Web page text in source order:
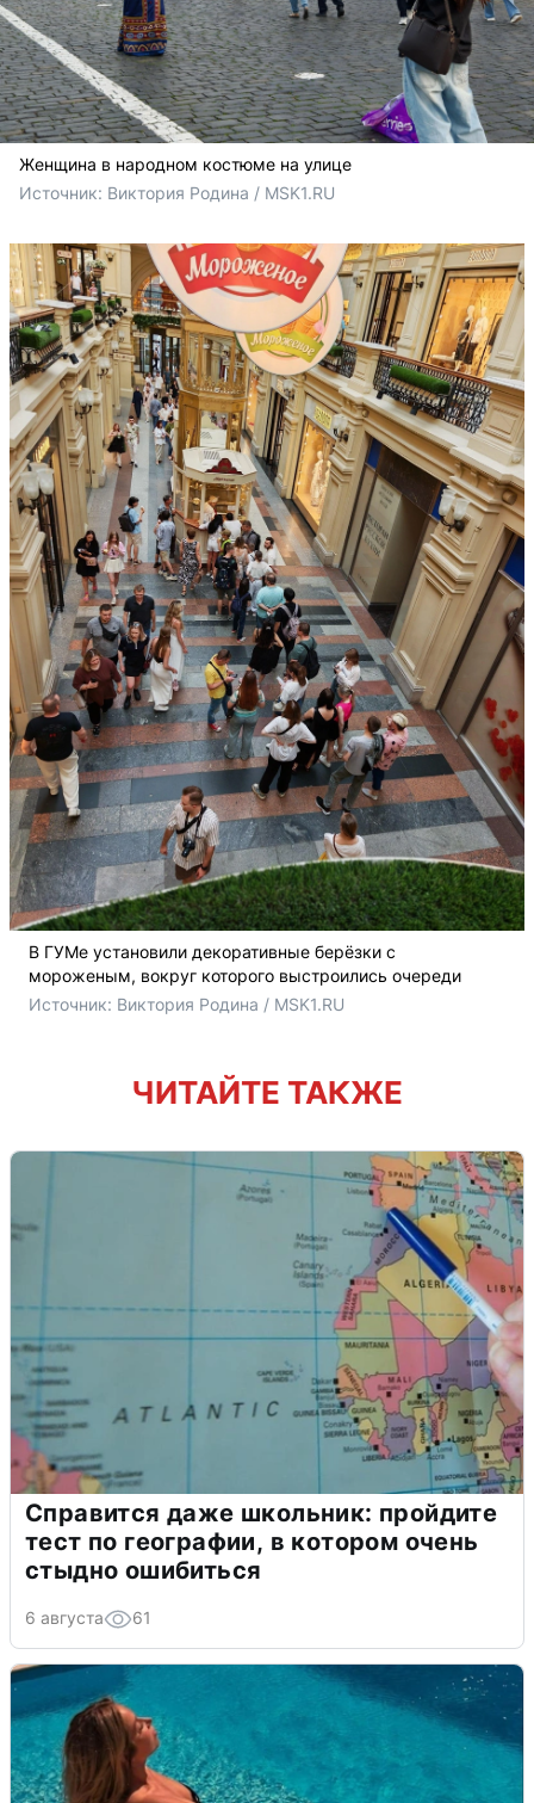
Женщина в народном костюме на улице
Источник: Виктория Родина / MSK1.RU
В ГУМе установили декоративные берёзки с
мороженым, вокруг которого выстроились очереди
Источник: Виктория Родина / MSK1.RU
ЧИТАЙТЕ ТАКЖЕ
Справится даже школьник: пройдите
тест по географии, в котором очень
стыдно ошибиться
6 августа 61